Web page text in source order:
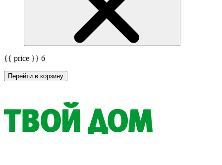
{{ price }} б
Перейти в корзину